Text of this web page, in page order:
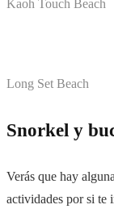
Kaoh Touch Beach
Long Set Beach
Snorkel y
Verás que hay
actividades por si te